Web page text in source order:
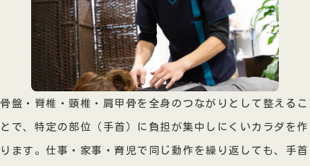
骨盤・脊椎・頸椎・肩甲骨を全身のつながりとして整えるこ
とで、特定の部位（手首）に負担が集中しにくいカラダを作
ります。仕事・家事・育児で同じ動作を繰り返しても、手首